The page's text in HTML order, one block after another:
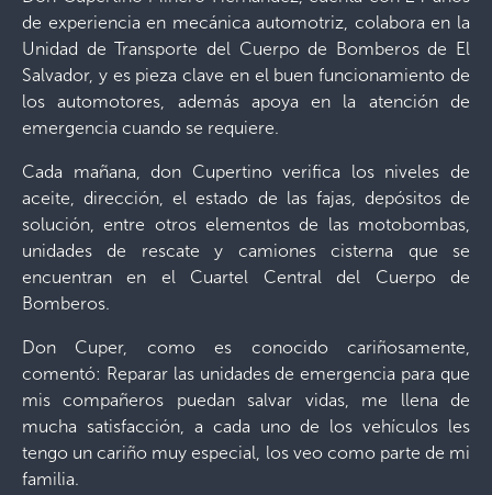
de experiencia en mecánica automotriz, colabora en la
Unidad de Transporte del Cuerpo de Bomberos de El
Salvador, y es pieza clave en el buen funcionamiento de
los automotores, además apoya en la atención de
emergencia cuando se requiere.
Cada mañana, don Cupertino verifica los niveles de
aceite, dirección, el estado de las fajas, depósitos de
solución, entre otros elementos de las motobombas,
unidades de rescate y camiones cisterna que se
encuentran en el Cuartel Central del Cuerpo de
Bomberos.
Don Cuper, como es conocido cariñosamente,
comentó: Reparar las unidades de emergencia para que
mis compañeros puedan salvar vidas, me llena de
mucha satisfacción, a cada uno de los vehículos les
tengo un cariño muy especial, los veo como parte de mi
familia.